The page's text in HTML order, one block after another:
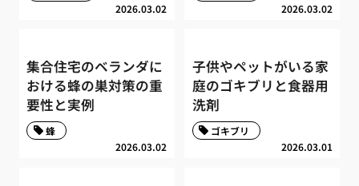
2026.03.02 2026.03.02
集合住宅のベランダに
おける蜂の巣対策の重
要性と実例
2026.03.02
蜂
子供やペットがいる家
庭のゴキブリと食器用
洗剤
2026.03.01
ゴキブリ